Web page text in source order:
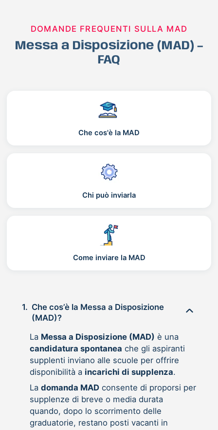
DOMANDE FREQUENTI SULLA MAD
Messa a Disposizione (MAD) –
FAQ
Che cos'è la MAD
Chi può inviarla
Come inviare la MAD
1. Che cos’è la Messa a Disposizione
(MAD)?
La Messa a Disposizione (MAD) è una
candidatura spontanea che gli aspiranti
supplenti inviano alle scuole per offrire
disponibilità a incarichi di supplenza.
La domanda MADconsente di proporsi per
supplenze di breve o media durata
quando, dopo lo scorrimento delle
graduatorie, restano posti vacanti in